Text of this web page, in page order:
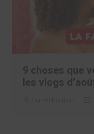
9 choses que
les vlogs